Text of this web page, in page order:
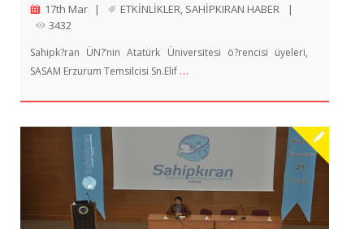
17th Mar | ETKİNLİKLER SAHİPKIRAN HABER
|
3432
Sahipk?ran ÜN?’nin Atatürk Üniversitesi ö?rencisi üyeleri,
SASAM Erzurum Temsilcisi Sn.Elif …